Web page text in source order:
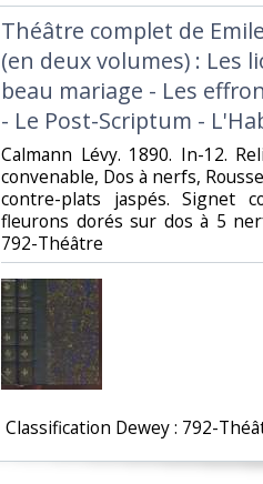
‎Théâtre complet de
(en deux volumes) : Les
beau mariage - Les
- Le Post-Scriptum -
‎Calmann Lévy. 1890. In-12.
convenable, Dos à nerfs,
contre-plats jaspés. Signet
fleurons dorés sur dos à 5
792-Théâtre‎
Classification Dewey : 792-